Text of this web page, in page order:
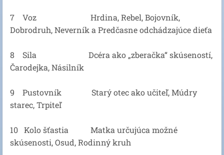
7 Voz Hrdina, Rebel, Bojovník,
Dobrodruh, Neverník a Predčasne odchádzajúce dieťa
8 Sila Dcéra ako „zberačka“ skúseností,
Čarodejka, Násilník
9 Pustovník Starý otec ako učiteľ, Múdry
starec, Trpiteľ
10 Kolo šťastia Matka určujúca možné
skúsenosti, Osud, Rodinný kruh